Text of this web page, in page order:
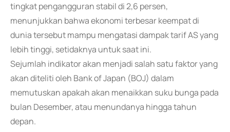
tingkat pengangguran stabil di 2,6 persen,
menunjukkan bahwa ekonomi terbesar keempat di
dunia tersebut mampu mengatasi dampak tarif AS yang
lebih tinggi, setidaknya untuk saat ini.
Sejumlah indikator akan menjadi salah satu faktor yang
akan diteliti oleh Bank of Japan (BOJ) dalam
memutuskan apakah akan menaikkan suku bunga pada
bulan Desember, atau menundanya hingga tahun
depan.